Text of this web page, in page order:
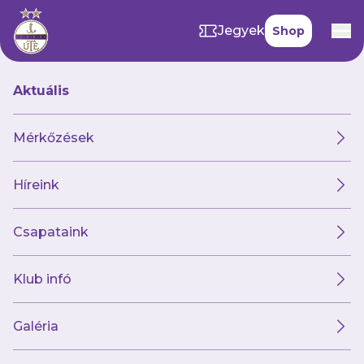
Jegyek Shop
Aktuális
Mérkőzések
Híreink
Csapataink
Klub infó
Galéria
GALÉRIÁINK
38 kép